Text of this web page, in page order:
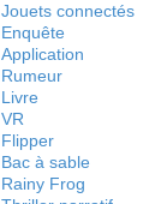
Jouets connectés
Enquête
Application
Rumeur
Livre
VR
Flipper
Bac à sable
Rainy Frog